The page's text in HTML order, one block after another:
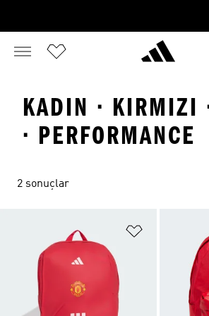
KADIN · KIRMIZI
· PERFORMANCE
2 sonuçlar
Favori